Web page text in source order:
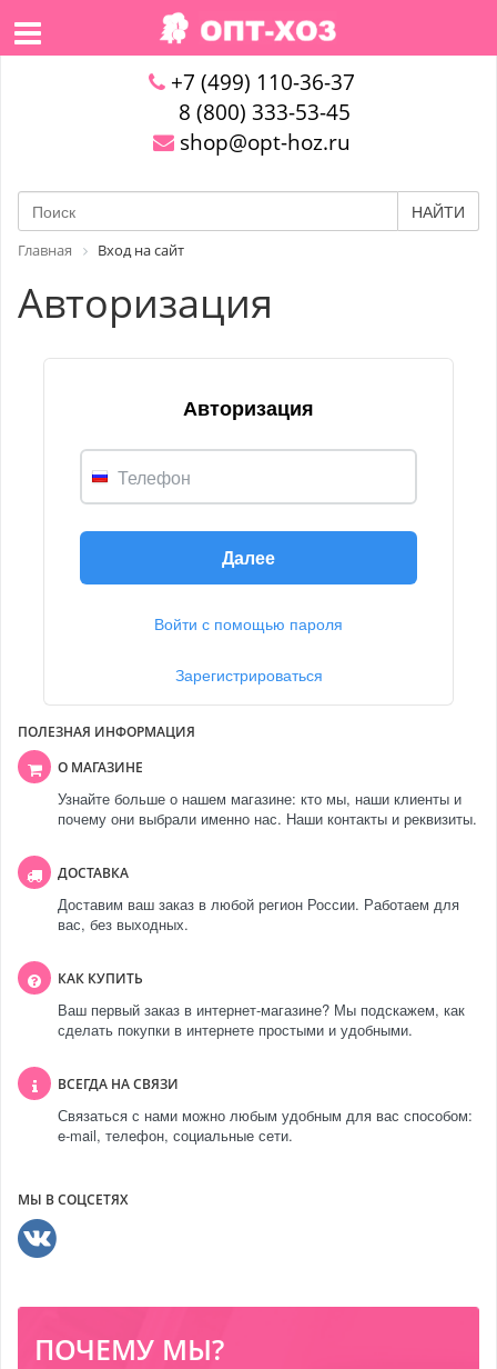
+7 (499) 110-36-37
8 (800) 333-53-45
shop@opt-hoz.ru
НАЙТИ
Главная Вход на сайт
Авторизация
Авторизация
Телефон
Далее
Войти с помощью пароля
Зарегистрироваться
ПОЛЕЗНАЯ ИНФОРМАЦИЯ
О МАГАЗИНЕ
Узнайте больше о нашем магазине: кто мы, наши клиенты и
почему они выбрали именно нас. Наши контакты и реквизиты.
ДОСТАВКА
Доставим ваш заказ в любой регион России. Работаем для
вас, без выходных.
КАК КУПИТЬ
Ваш первый заказ в интернет-магазине? Мы подскажем, как
сделать покупки в интернете простыми и удобными.
ВСЕГДА НА СВЯЗИ
Связаться с нами можно любым удобным для вас способом:
e-mail, телефон, социальные сети.
МЫ В СОЦСЕТЯХ
ПОЧЕМУ МЫ?